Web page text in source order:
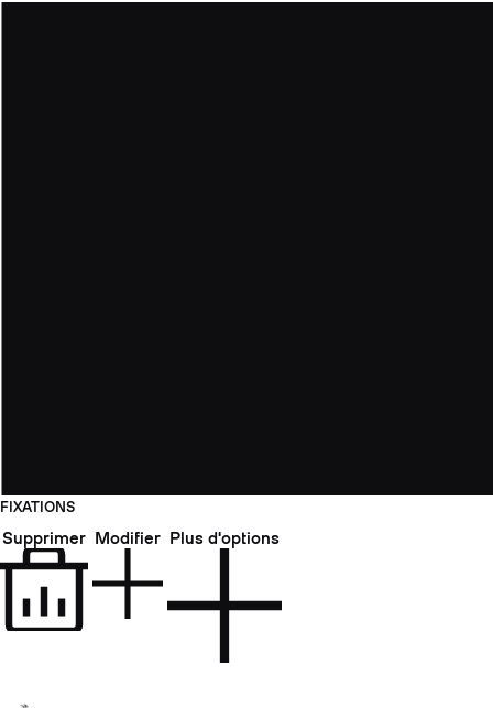
FIXATIONS
Supprimer Modifier Plus d'options